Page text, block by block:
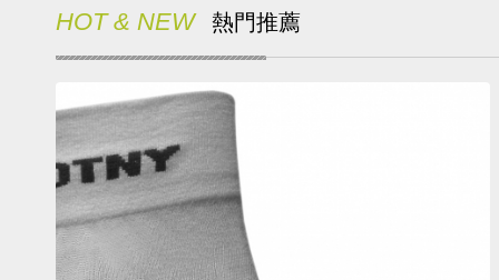
HOT & NEW 熱門推薦